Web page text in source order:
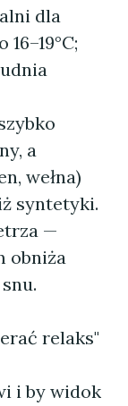
dla
a
wełna)
syntetyki.
—
obniża
relaks"
i by widok